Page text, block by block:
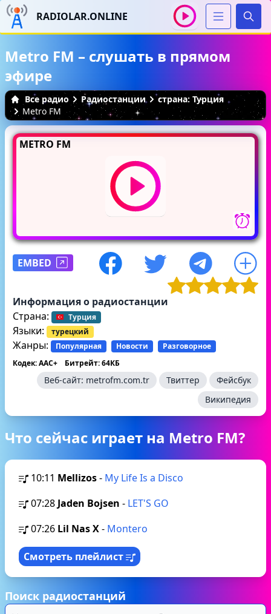
RADIOLAR.ONLINE
Metro FM – слушать в прямом
эфире
Все радио Радиостанции
страна: Турция
Metro FM
METRO FM
EMBED
Информация о радиостанции
Страна:
Турция
Языки: турецкий
Жанры: Популярная Новости
Разговорное
Кодек: AAC+
Битрейт: 64КБ
Веб-сайт: metrofm.com.tr Твиттер
Фейсбук
Википедия
Что сейчас играет на Metro FM?
10:11 Mellizos- My Life Is a Disco
07:28 Jaden Bojsen - LET'S GO
07:26 Lil Nas X- Montero
Смотреть плейлист
Поиск радиостанций